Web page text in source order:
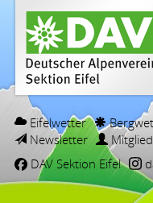
Eifelwetter
Newsletter
DAV Sektion Eifel